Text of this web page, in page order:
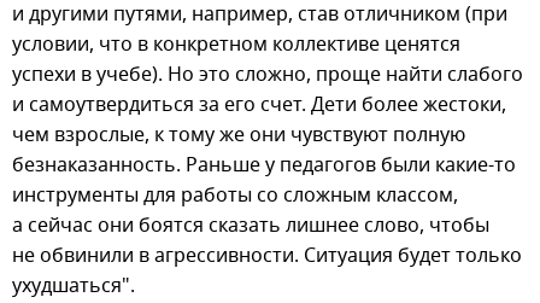
и другими путями, например, став отличником (при
условии, что в конкретном коллективе ценятся
успехи в учебе). Но это сложно, проще найти слабого
и самоутвердиться за его счет. Дети более жестоки,
чем взрослые, к тому же они чувствуют полную
безнаказанность. Раньше у педагогов были какие-то
инструменты для работы со сложным классом,
а сейчас они боятся сказать лишнее слово, чтобы
не обвинили в агрессивности. Ситуация будет только
ухудшаться".